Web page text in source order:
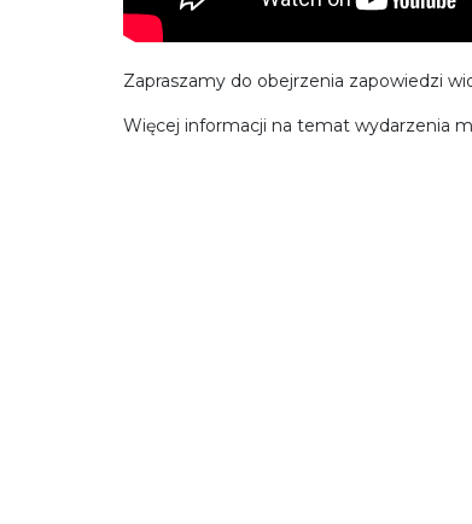
Zapraszamy do obejrzenia zapowiedzi
Więcej informacji na temat wydarzenia